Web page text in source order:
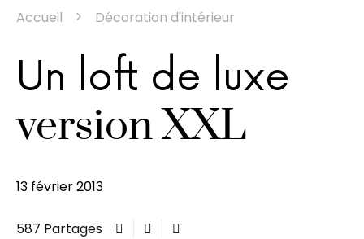
Accueil Décoration d'intérieur
Un loft de luxe
version XXL
13 février 2013
587 Partages